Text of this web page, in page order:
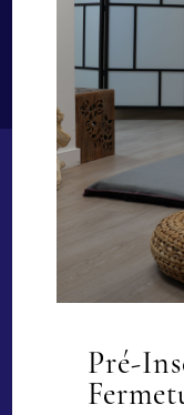
Suivez nous
Technicien
Praticien
entreprise
Pré-